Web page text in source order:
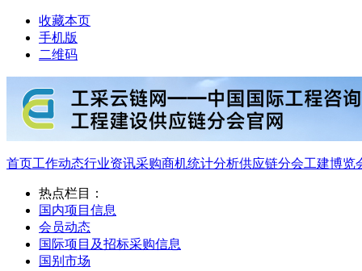
收藏本页
手机版
二维码
首页工作动态行业资讯采购商机统计分析供应链分会工建博览
热点栏目：
国内项目信息
会员动态
国际项目及招标采购信息
国别市场